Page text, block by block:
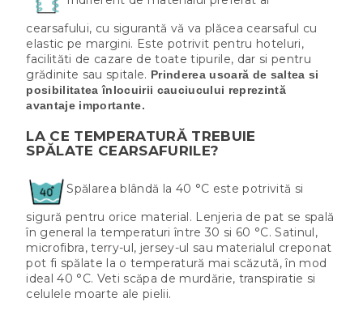
cearsafului, cu sigurantă vă va plăcea cearsaful cu
elastic pe margini. Este potrivit pentru hoteluri,
facilităti de cazare de toate tipurile, dar si pentru
grădinite sau spitale. Prinderea usoară de saltea si
posibilitatea înlocuirii cauciucului reprezintă
avantaje importante.
LA CE TEMPERATURĂ TREBUIE
SPĂLATE CEARSAFURILE?
Spălarea blândă la 40 °C este potrivită si
sigură pentru orice material. Lenjeria de pat se spală
în general la temperaturi între 30 si 60 °C. Satinul,
microfibra, terry-ul, jersey-ul sau materialul creponat
pot fi spălate la o temperatură mai scăzută, în mod
ideal 40 °C. Veti scăpa de murdărie, transpiratie si
celulele moarte ale pielii.